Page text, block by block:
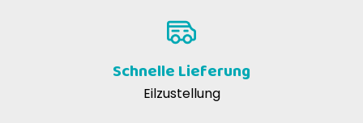
Schnelle Lieferung
Eilzustellung